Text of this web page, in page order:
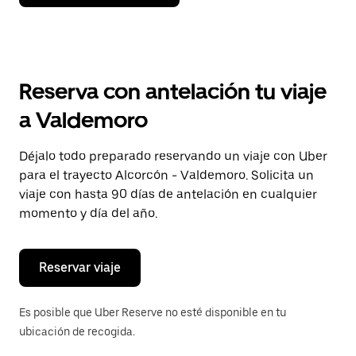
flecha
calendario
seleccionar
fecha.
Pulsa
el
botón
de
escape
cerrar
calendario.
Reserva con antelación tu viaje
a Valdemoro
Déjalo todo preparado reservando un viaje con Uber
para el trayecto Alcorcón - Valdemoro. Solicita un
viaje con hasta 90 días de antelación en cualquier
momento y día del año.
Reservar viaje
Es posible que Uber Reserve no esté disponible en tu
ubicación de recogida.